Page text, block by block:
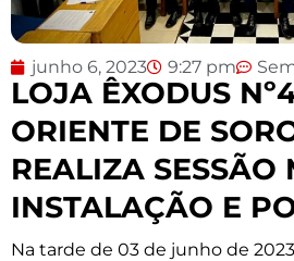
junho 6, 2023 9:27 pm
LOJA ÊXODUS
ORIENTE DE
REALIZA SESSÃO
INSTALAÇÃO E
Na tarde de 03 de junho de